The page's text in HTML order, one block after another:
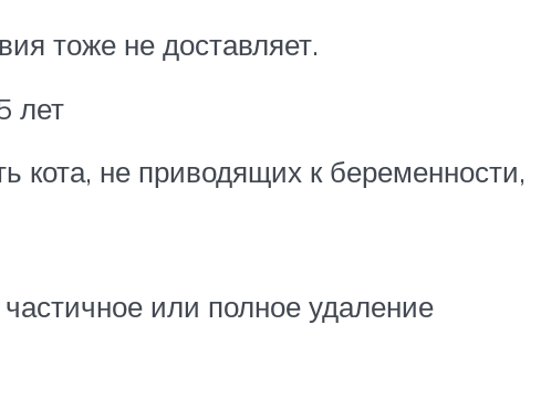
тоже не доставляет.
лет
кота, не приводящих к беременности,
или полное удаление